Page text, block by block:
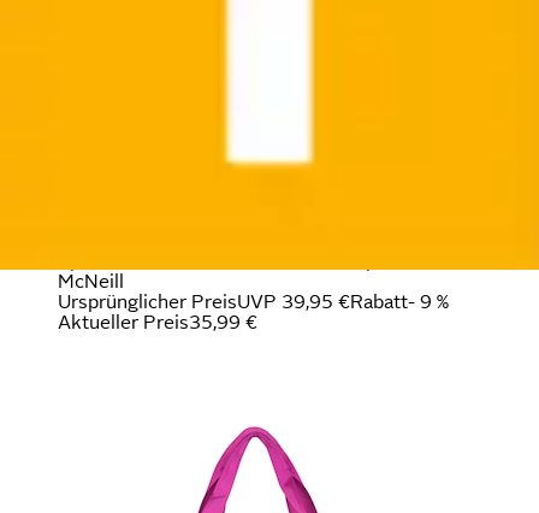
McNeill
Ursprünglicher PreisUVP 39,95 €Rabatt- 9 %
Aktueller Preis35,99 €